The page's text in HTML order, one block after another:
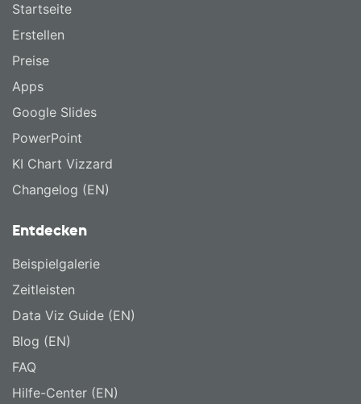
Startseite
Erstellen
Preise
Apps
Google Slides
PowerPoint
KI Chart Vizzard
Changelog (EN)
Entdecken
Beispielgalerie
Zeitleisten
Data Viz Guide (EN)
Blog (EN)
FAQ
Hilfe-Center (EN)